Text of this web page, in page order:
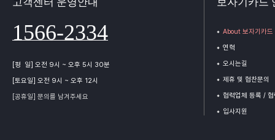
1566-2334
[평 일] 오전 9시 ~ 오후 5시 30분
[토요일] 오전 9시 ~ 오후 12시
[공휴일] 문의를 남겨주세요
About 보자기카드
연혁
오시는길
제휴 및 협찬문의
협력업체 등록 /
입사지원